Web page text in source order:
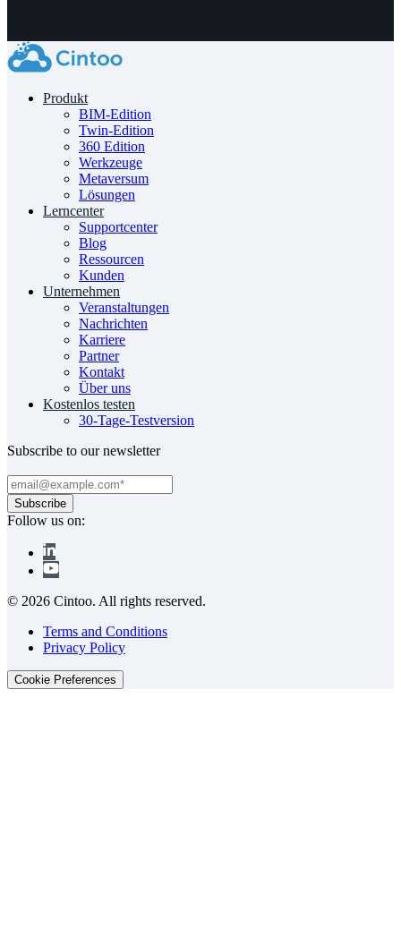
Produkt
BIM-Edition
Twin-Edition
360 Edition
Werkzeuge
Metaversum
Lösungen
Lerncenter
Supportcenter
Blog
Ressourcen
Kunden
Unternehmen
Veranstaltungen
Nachrichten
Karriere
Partner
Kontakt
Über uns
Kostenlos testen
30-Tage-Testversion
Subscribe to our newsletter
Follow us on:
© 2026 Cintoo. All rights reserved.
Terms and Conditions
Privacy Policy
Cookie Preferences